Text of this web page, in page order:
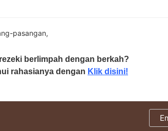
pasangan,
berlimpah dengan berkah?
rahasianya dengan Klik disini!